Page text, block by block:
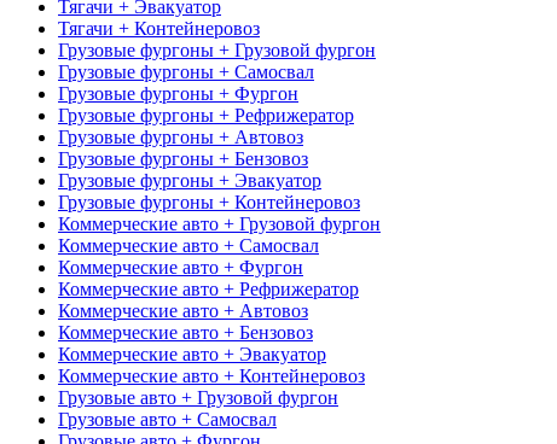
Тягачи + Эвакуатор
Тягачи + Контейнеровоз
Грузовые фургоны + Грузовой фургон
Грузовые фургоны + Самосвал
Грузовые фургоны + Фургон
Грузовые фургоны + Рефрижератор
Грузовые фургоны + Автовоз
Грузовые фургоны + Бензовоз
Грузовые фургоны + Эвакуатор
Грузовые фургоны + Контейнеровоз
Коммерческие авто + Грузовой фургон
Коммерческие авто + Самосвал
Коммерческие авто + Фургон
Коммерческие авто + Рефрижератор
Коммерческие авто + Автовоз
Коммерческие авто + Бензовоз
Коммерческие авто + Эвакуатор
Коммерческие авто + Контейнеровоз
Грузовые авто + Грузовой фургон
Грузовые авто + Самосвал